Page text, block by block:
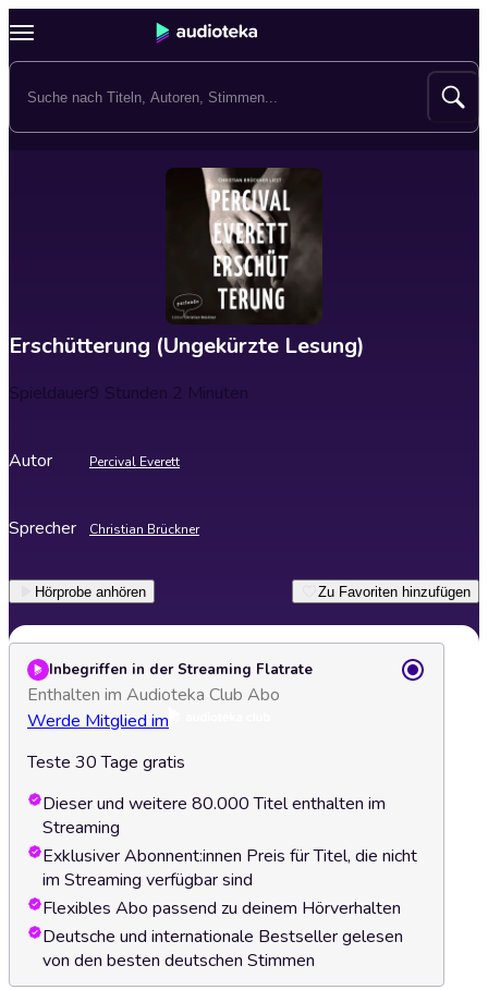
Erschütterung (Ungekürzte Lesung)
Spieldauer9 Stunden 2 Minuten
Autor Percival Everett
Sprecher Christian Brückner
Hörprobe anhören Zu Favoriten hinzufügen
Inbegriffen in der Streaming Flatrate
Enthalten im Audioteka Club Abo
Werde Mitglied im
Teste 30 Tage gratis
Dieser und weitere 80.000 Titel enthalten im
Streaming
Exklusiver Abonnent:innen Preis für Titel, die nicht
im Streaming verfügbar sind
Flexibles Abo passend zu deinem Hörverhalten
Deutsche und internationale Bestseller gelesen
von den besten deutschen Stimmen